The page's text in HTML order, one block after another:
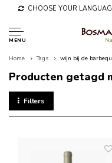
CHOOSE YOUR
MENU
Home Tags wijn bij de
Producten getagd
Filters